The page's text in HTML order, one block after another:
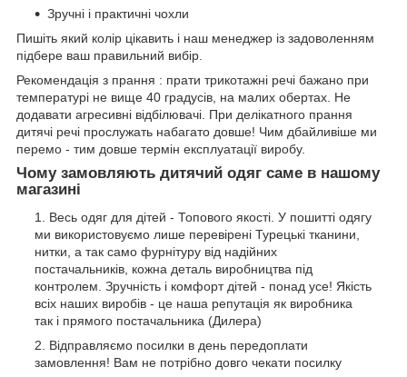
Зручні і практичні чохли
Пишіть який колір цікавить і наш менеджер із задоволенням
підбере ваш правильний вибір.
Рекомендація з прання : прати трикотажні речі бажано при
температурі не вище 40 градусів, на малих обертах. Не
додавати агресивні відбілювачі. При делікатного прання
дитячі речі прослужать набагато довше! Чим дбайливіше ми
перемо - тим довше термін експлуатації виробу.
Чому замовляють дитячий одяг саме в нашому
магазині
Весь одяг для дітей - Топового якості. У пошитті одягу
ми використовуємо лише перевірені Турецькі тканини,
нитки, а так само фурнітуру від надійних
постачальників, кожна деталь виробництва під
контролем. Зручність і комфорт дітей - понад усе! Якість
всіх наших виробів - це наша репутація як виробника
так і прямого постачальника (Дилера)
Відправляємо посилки в день передоплати
замовлення! Вам не потрібно довго чекати посилку